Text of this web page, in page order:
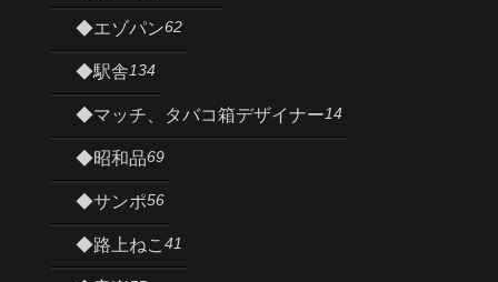
◆エゾパン62
◆駅舎134
◆マッチ、タバコ箱デザイナー14
◆昭和品69
◆サンポ56
◆路上ねこ 41